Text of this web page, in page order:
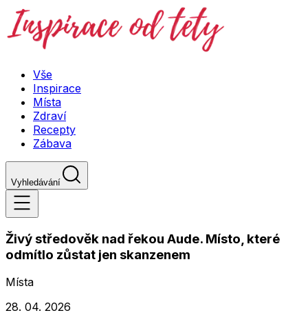
Vše
Inspirace
Místa
Zdraví
Recepty
Zábava
Vyhledávání
Živý středověk nad řekou Aude. Místo, které
odmítlo zůstat jen skanzenem
Místa
28. 04. 2026